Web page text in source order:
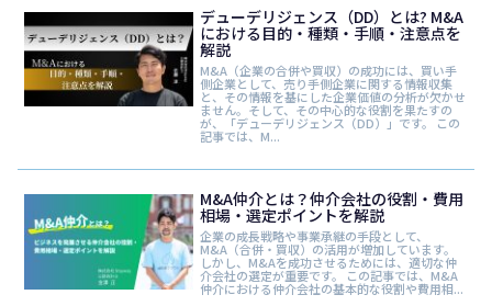
デューデリジェンス（DD）とは? M&A
における目的・種類・手順・注意点を
解説
M&A（企業の合併や買収）の成功には、買い手
側企業として、売り手側企業に関する情報収集
と、その情報を基にした企業価値の分析が欠かせ
ません。そして、その中心的な役割を果たすの
が、「デューデリジェンス（DD）」です。 この
記事では、M...
M&A仲介とは？仲介会社の役割・費用
相場・選定ポイントを解説
企業の成長戦略や事業承継の手段として、
M&A（合併・買収）の活用が増加しています。
しかし、M&Aを成功させるためには、適切な仲
介会社の選定が重要です。 この記事では、M&A
仲介における仲介会社の基本的な役割や費用相...